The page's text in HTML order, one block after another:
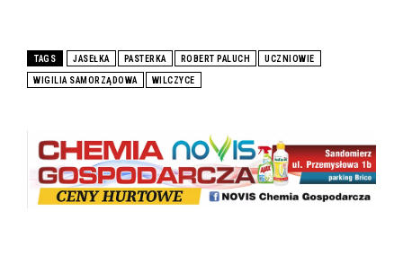
TAGS JASEŁKA PASTERKA ROBERT PALUCH UCZNIOWIE
WIGILIA SAMORZĄDOWA WILCZYCE